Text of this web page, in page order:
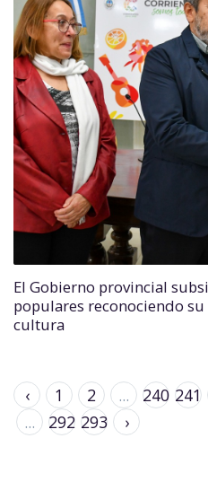
El Gobierno provincial
populares reconociendo
cultura
‹ 1 2 ... 240 241
...
292 293 ›